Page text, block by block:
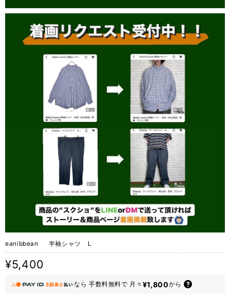
eanibbean 半袖シャツ L
¥5,400
なら 手数料無料で 月々 ¥1,800から